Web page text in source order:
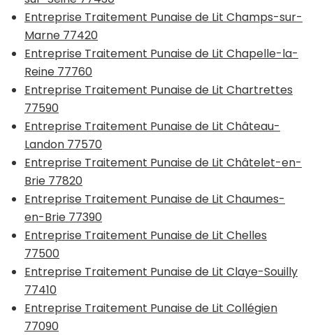
Entreprise Traitement Punaise de Lit Champs-sur-
Marne 77420
Entreprise Traitement Punaise de Lit Chapelle-la-
Reine 77760
Entreprise Traitement Punaise de Lit Chartrettes
77590
Entreprise Traitement Punaise de Lit Château-
Landon 77570
Entreprise Traitement Punaise de Lit Châtelet-en-
Brie 77820
Entreprise Traitement Punaise de Lit Chaumes-
en-Brie 77390
Entreprise Traitement Punaise de Lit Chelles
77500
Entreprise Traitement Punaise de Lit Claye-Souilly
77410
Entreprise Traitement Punaise de Lit Collégien
77090